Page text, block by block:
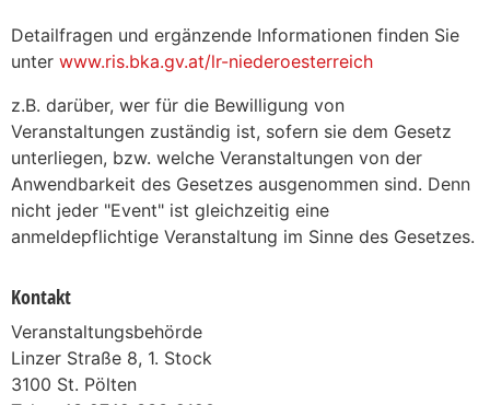
Detailfragen und ergänzende Informationen finden Sie
unter www.ris.bka.gv.at/lr-niederoesterreich
z.B. darüber, wer für die Bewilligung von
Veranstaltungen zuständig ist, sofern sie dem Gesetz
unterliegen, bzw. welche Veranstaltungen von der
Anwendbarkeit des Gesetzes ausgenommen sind. Denn
nicht jeder "Event" ist gleichzeitig eine
anmeldepflichtige Veranstaltung im Sinne des Gesetzes.
Kontakt
Veranstaltungsbehörde
Linzer Straße 8, 1. Stock
3100 St. Pölten